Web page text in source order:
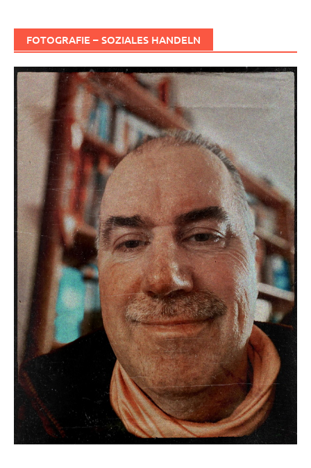
FOTOGRAFIE – SOZIALES HANDELN